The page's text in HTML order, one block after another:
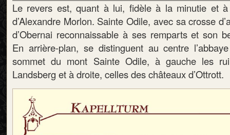
Le revers est, quant à lui, fidèle à la minutie et
d’Alexandre Morlon. Sainte Odile, avec sa crosse
d’Obernai reconnaissable à ses remparts et son
En arrière-plan, se distinguent au centre
sommet du mont Sainte Odile, à gauche les
Landsberg et à droite, celles des châteaux d’Ottrott.